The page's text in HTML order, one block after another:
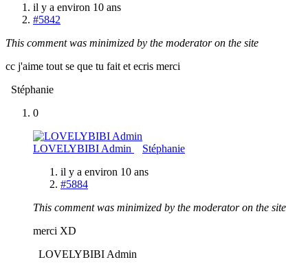
il y a environ 10 ans
#5842
This comment was minimized by the moderator on the site
cc j'aime tout se que tu fait et ecris merci
Stéphanie
0
LOVELYBIBI Admin
Stéphanie
il y a environ 10 ans
#5884
This comment was minimized by the moderator on the site
merci XD
LOVELYBIBI Admin